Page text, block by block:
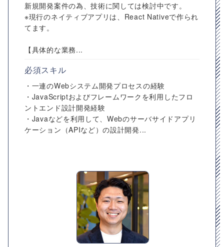
新規開発案件の為、技術に関しては検討中です。
※現行のネイティブアプリは、React Nativeで作られ
てます。
【具体的な業務...
必須スキル
・一連のWebシステム開発プロセスの経験
・JavaScriptおよびフレームワークを利用したフロ
ントエンド設計開発経験
・Javaなどを利用して、Webのサーバサイドアプリ
ケーション（APIなど）の設計開発...